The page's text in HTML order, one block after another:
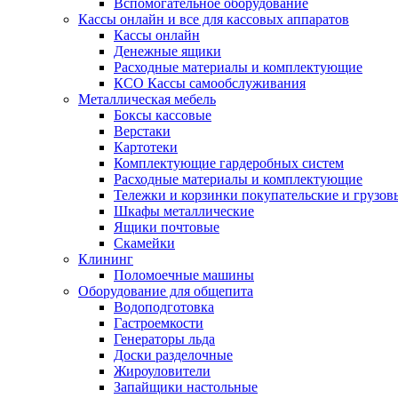
Вспомогательное оборудование
Кассы онлайн и все для кассовых аппаратов
Кассы онлайн
Денежные ящики
Расходные материалы и комплектующие
КСО Кассы самообслуживания
Металлическая мебель
Боксы кассовые
Верстаки
Картотеки
Комплектующие гардеробных систем
Расходные материалы и комплектующие
Тележки и корзинки покупательские и
Шкафы металлические
Ящики почтовые
Скамейки
Клининг
Поломоечные машины
Оборудование для общепита
Водоподготовка
Гастроемкости
Генераторы льда
Доски разделочные
Жироуловители
Запайщики настольные